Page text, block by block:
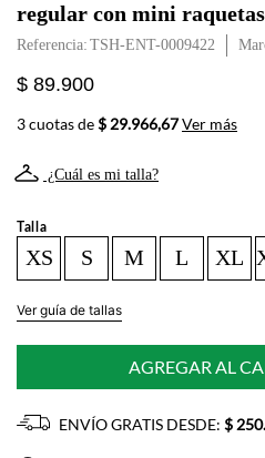
regular con mini
Referencia: TSH-ENT-0009422
$ 89.900
3 cuotas de$ 29.966,67Ver más
¿Cuál es mi talla?
Talla
XS S M L XL
Ver guía de tallas
AGREGAR AL
ENVÍO GRATIS DESDE: $